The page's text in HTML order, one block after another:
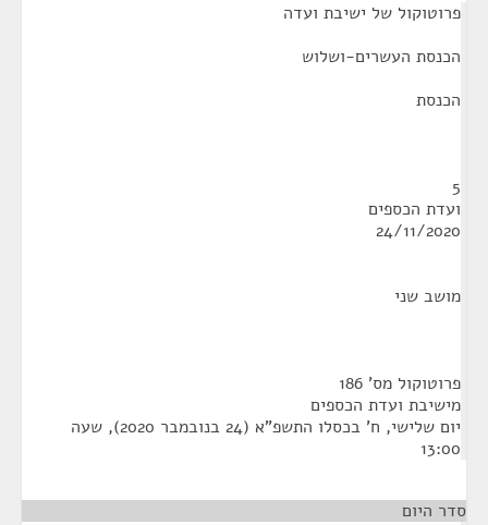
פרוטוקול של ישיבת ועדה
הכנסת העשרים-ושלוש
הכנסת
5
ועדת הכספים
24/11/2020
מושב שני
פרוטוקול מס' 186
מישיבת ועדת הכספים
יום שלישי, ח' בכסלו התשפ"א (24 בנובמבר 2020), שעה
13:00
סדר היום